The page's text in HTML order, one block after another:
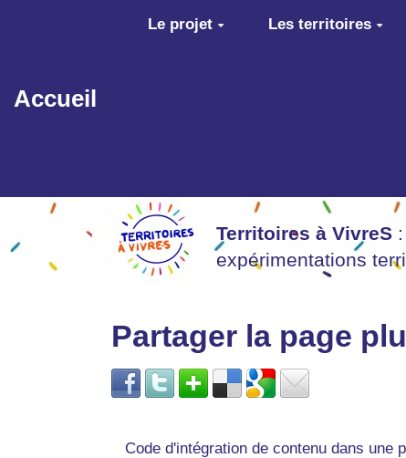
Aller au contenu principal
Accueil
Le projet Les territoires
Territoires à VivreS :
expérimentations
Partager la page
Code d'intégration de contenu dans une